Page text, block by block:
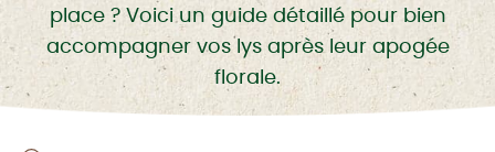
place ? Voici un guide détaillé pour bien
accompagner vos lys après leur apogée
florale.